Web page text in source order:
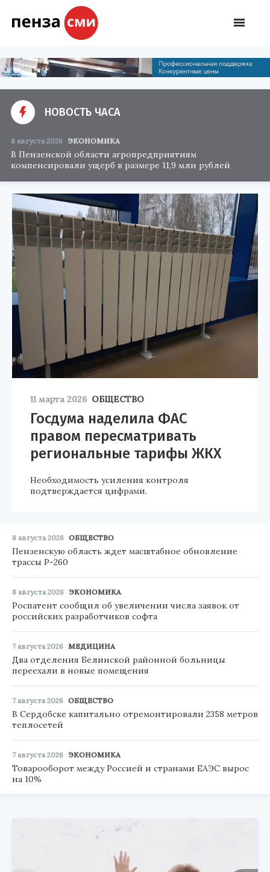
НОВОСТЬ ЧАСА
8 августа 2026 ЭКОНОМИКА
В Пензенской области агропредприятиям
компенсировали ущерб в размере 11,9 млн рублей
11 марта 2026 ОБЩЕСТВО
Госдума наделила ФАС
правом пересматривать
региональные тарифы ЖКХ
Необходимость усиления контроля
подтверждается цифрами.
8 августа 2026 ОБЩЕСТВО
Пензенскую область ждет масштабное обновление
трассы Р-260
8 августа 2026 ЭКОНОМИКА
Роспатент сообщил об увеличении числа заявок от
российских разработчиков софта
7 августа 2026 МЕДИЦИНА
Два отделения Белинской районной больницы
переехали в новые помещения
7 августа 2026 ОБЩЕСТВО
В Сердобске капитально отремонтировали 2358 метров
теплосетей
7 августа 2026 ЭКОНОМИКА
Товарооборот между Россией и странами ЕАЭС вырос
на 10%